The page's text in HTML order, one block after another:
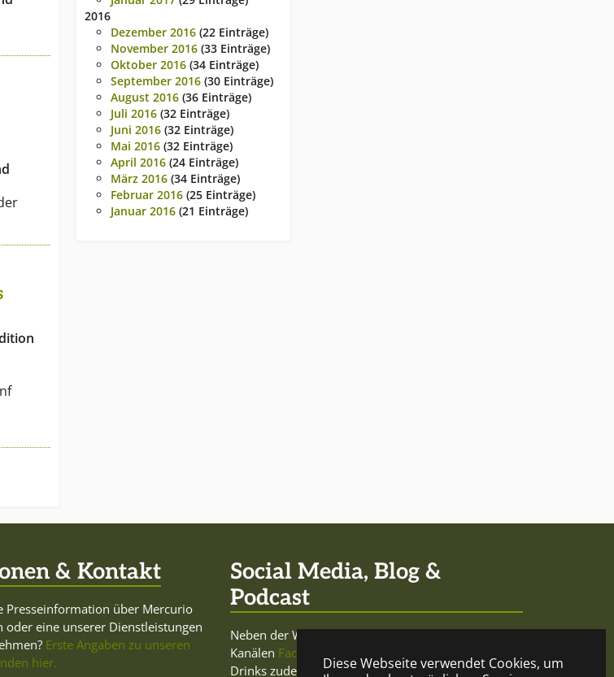
Diese Webseite verwendet Cookies, um
2016
Dezember 2016 (22 Einträge)
November 2016 (33 Einträge)
Oktober 2016 (34 Einträge)
September 2016 (30 Einträge)
August 2016 (36 Einträge)
Juli 2016 (32 Einträge)
Juni 2016 (32 Einträge)
Mai 2016 (32 Einträge)
April 2016 (24 Einträge)
März 2016 (34 Einträge)
Februar 2016 (25 Einträge)
Januar 2016 (21 Einträge)
& Kontakt
Presseinformation über Mercurio
oder eine unserer Dienstleistungen
Erste Angaben zu unseren
hier.
Social Media, Blog &
Podcast
Neben der Website sowie den Social-Media-
Kanälen Facebook
Drinks zudem den trink- und meinungsfreudigen